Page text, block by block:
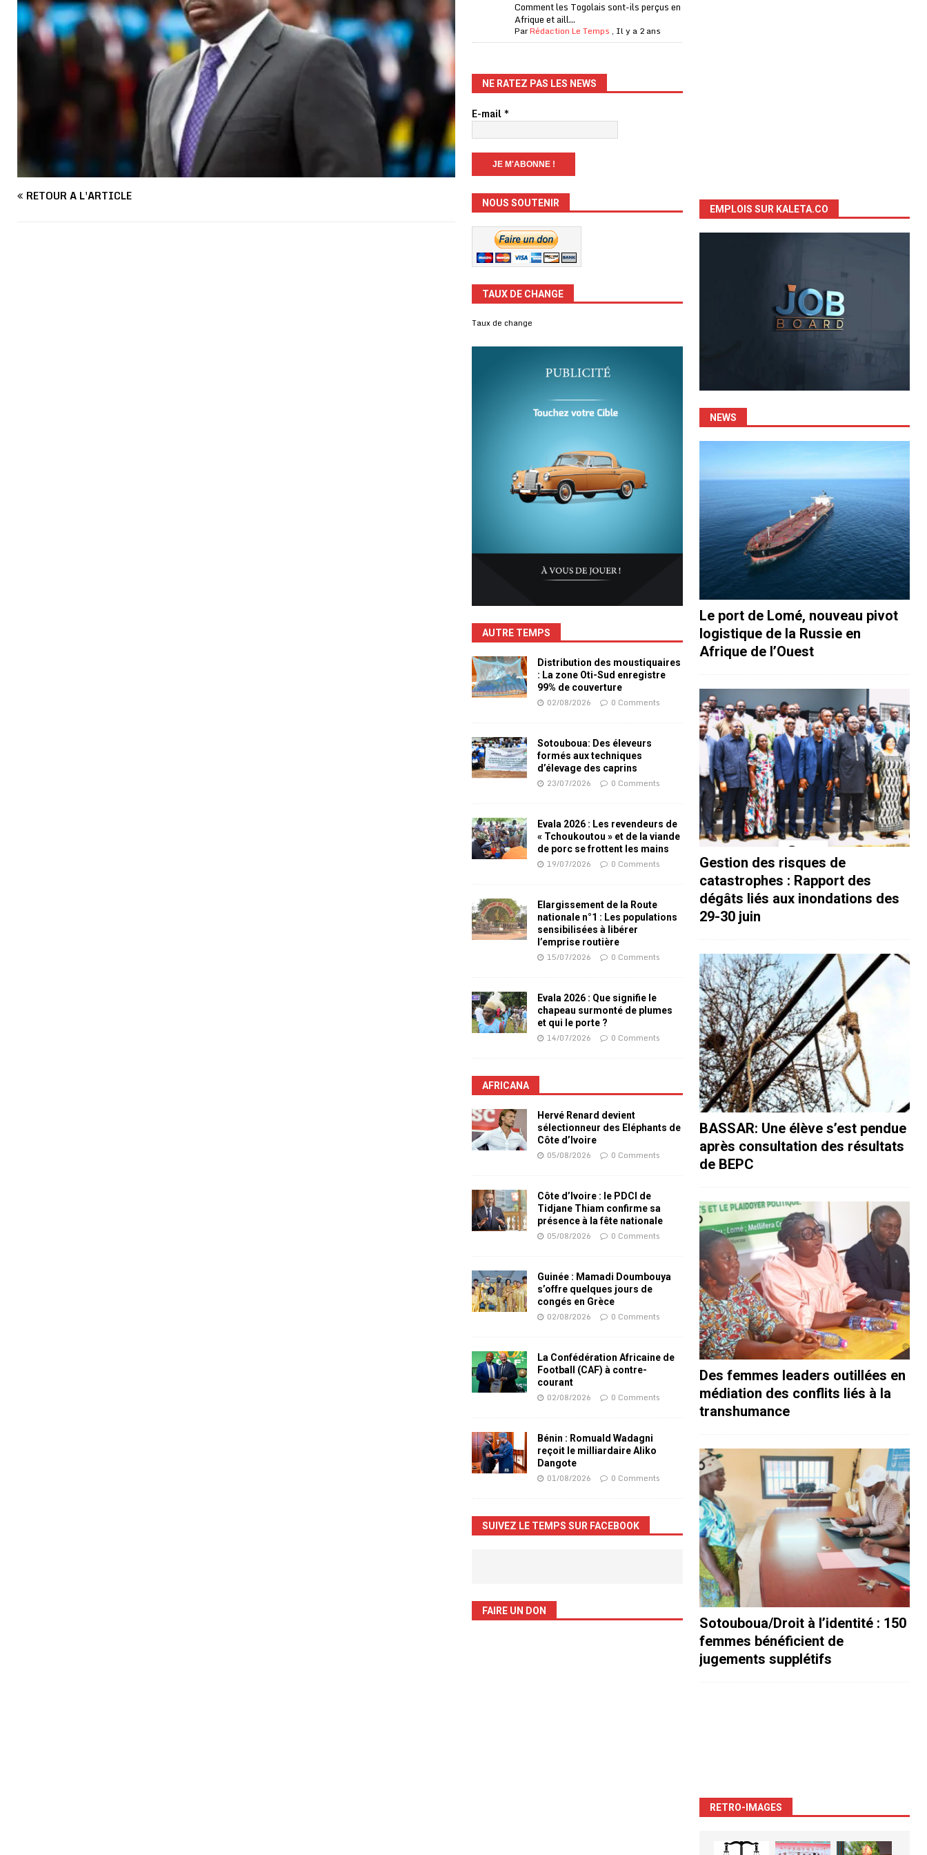
RETOUR À L'ARTICLE
Comment les Togolais sont-ils perçus en
Afrique et aill...
ParRédaction Le Temps , Il y a 2 ans
NE RATEZ PAS LES NEWS
E-mail*
NOUS SOUTENIR
TAUX DE CHANGE
Taux de change
AUTRE TEMPS
Distribution des moustiquaires
: La zone Oti-Sud enregistre
99% de couverture
02/08/2026 0 Comments
Sotouboua: Des éleveurs
formés aux techniques
d’élevage des caprins
23/07/2026 0 Comments
Evala 2026 : Les revendeurs de
« Tchoukoutou » et de la viande
de porc se frottent les mains
19/07/2026 0 Comments
Elargissement de la Route
nationale n°1 : Les populations
sensibilisées à libérer
l’emprise routière
15/07/2026 0 Comments
Evala 2026 : Que signifie le
chapeau surmonté de plumes
et qui le porte ?
14/07/2026 0 Comments
AFRICANA
Hervé Renard devient
sélectionneur des Eléphants de
Côte d’Ivoire
05/08/2026 0 Comments
Côte d’Ivoire : le PDCI de
Tidjane Thiam confirme sa
présence à la fête nationale
05/08/2026 0 Comments
Guinée : Mamadi Doumbouya
s’offre quelques jours de
congés en Grèce
02/08/2026 0 Comments
La Confédération Africaine de
Football (CAF) à contre-
courant
02/08/2026 0 Comments
Bénin : Romuald Wadagni
reçoit le milliardaire Aliko
Dangote
01/08/2026 0 Comments
SUIVEZ LE TEMPS SUR FACEBOOK
FAIRE UN DON
EMPLOIS SUR KALETA.CO
NEWS
Le port de Lomé, nouveau pivot
logistique de la Russie en
Afrique de l’Ouest
Gestion des risques de
catastrophes : Rapport des
dégâts liés aux inondations des
29-30 juin
BASSAR: Une élève s’est pendue
après consultation des résultats
de BEPC
Des femmes leaders outillées en
médiation des conflits liés à la
transhumance
Sotouboua/Droit à l’identité : 150
femmes bénéficient de
jugements supplétifs
RETRO-IMAGES